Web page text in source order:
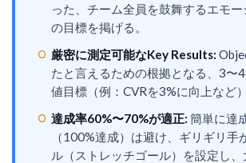
った、チーム全員を鼓舞するエモ
の目標を掲げる。
厳密に測定可能なKey Results:
たと言えるための根拠となる、3〜
値目標（例：CVRを3%に向上など
達成率60%〜70%が適正: 簡単に達
（100%達成）は避け、ギリギリ手
ル（ストレッチゴール）を設定し